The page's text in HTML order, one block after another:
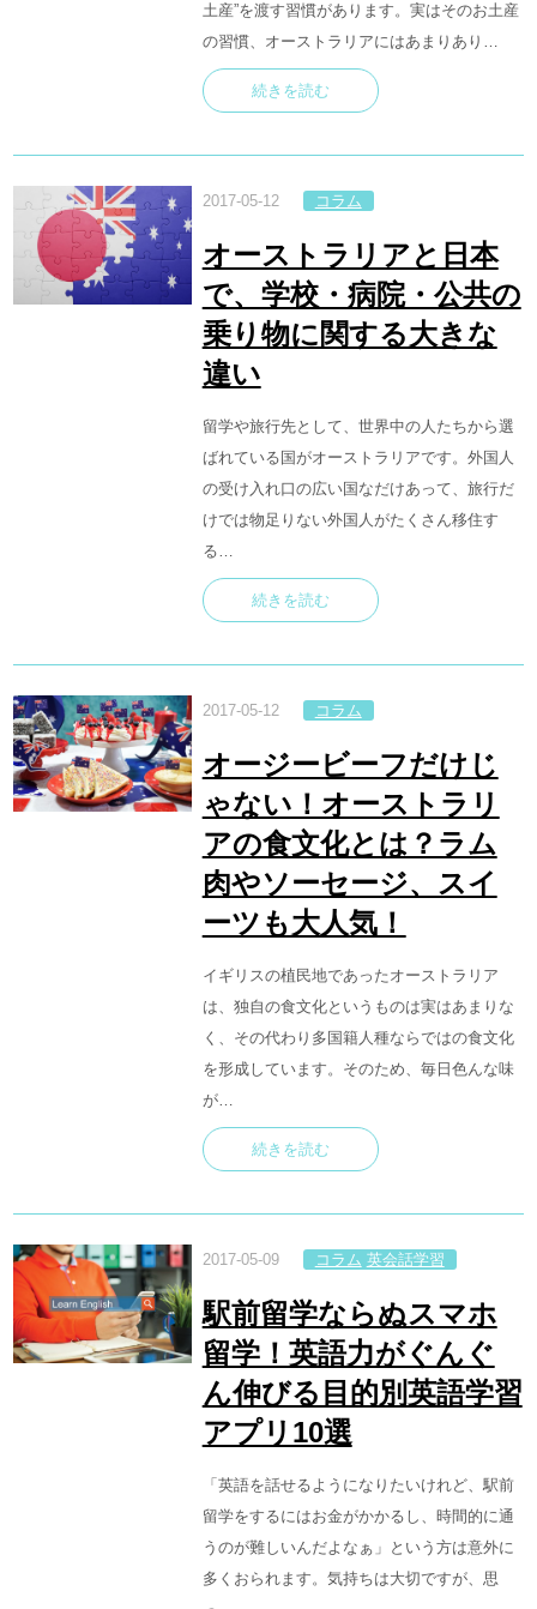
土産”を渡す習慣があります。実はそのお土産
の習慣、オーストラリアにはあまりあり…
続きを読む
2017-05-12 コラム
オーストラリアと日本
で、学校・病院・公共の
乗り物に関する大きな
違い
留学や旅行先として、世界中の人たちから選
ばれている国がオーストラリアです。外国人
の受け入れ口の広い国なだけあって、旅行だ
けでは物足りない外国人がたくさん移住す
る…
続きを読む
2017-05-12 コラム
オージービーフだけじ
ゃない！オーストラリ
アの食文化とは？ラム
肉やソーセージ、スイ
ーツも大人気！
イギリスの植民地であったオーストラリア
は、独自の食文化というものは実はあまりな
く、その代わり多国籍人種ならではの食文化
を形成しています。そのため、毎日色んな味
が…
続きを読む
2017-05-09 コラム 英会話学習
駅前留学ならぬスマホ
留学！英語力がぐんぐ
ん伸びる目的別英語学習
アプリ10選
「英語を話せるようになりたいけれど、駅前
留学をするにはお金がかかるし、時間的に通
うのが難しいんだよなぁ」という方は意外に
多くおられます。気持ちは大切ですが、思